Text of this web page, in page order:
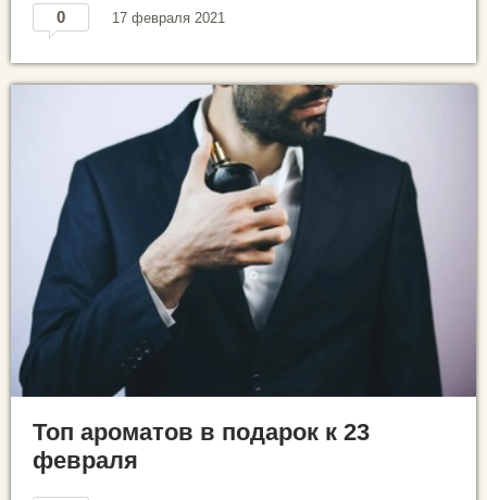
0 17 февраля 2021
Топ ароматов в подарок к 23
февраля